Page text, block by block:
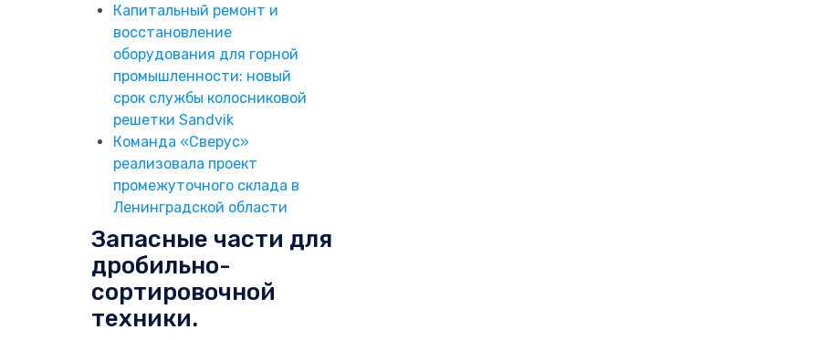
Капитальный ремонт и
восстановление
оборудования для горной
промышленности: новый
срок службы колосниковой
решетки Sandvik
Команда «Сверус»
реализовала проект
промежуточного склада в
Ленинградской области
Запасные части для
дробильно-
сортировочной
техники.